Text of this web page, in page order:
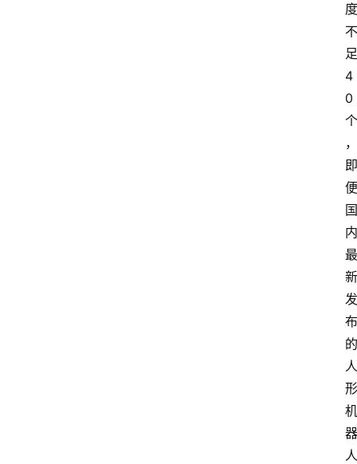
度
不
足
4
0
个
，
即
便
国
内
最
新
发
布
的
人
形
机
器
人